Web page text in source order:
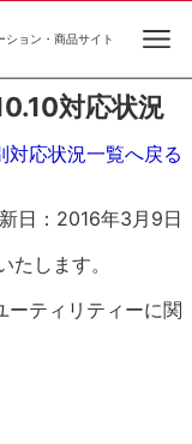
ション・商品サイト
対応状況
対応状況一覧へ戻る
日：2016年3月9日
します。
ーティリティーに関